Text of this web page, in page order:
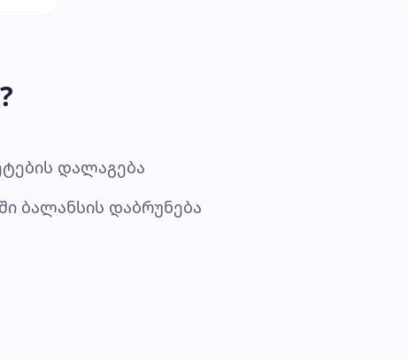
დალაგება
ბალანსის დაბრუნება